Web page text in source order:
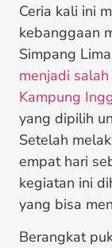
Ceria kali ini
kebanggaan
Simpang
menjadi
Kampung
yang dipilih
Setelah
empat hari
kegiatan ini
yang bisa
Berangkat